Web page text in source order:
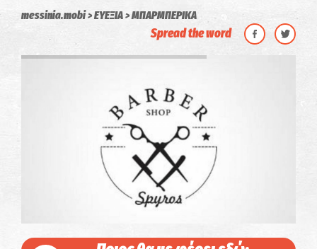
messinia.mobi ΕΥΕΞΙΑ ΜΠΑΡΜΠΕΡΙΚΑ
Spread the word